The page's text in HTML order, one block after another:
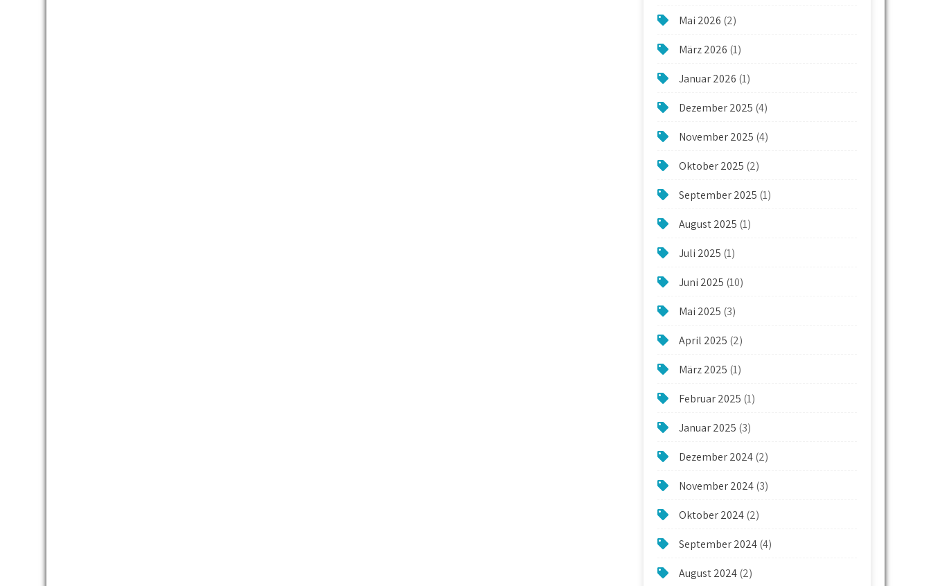
Mai 2026 (2)
März 2026 (1)
Januar 2026 (1)
Dezember 2025 (4)
November 2025 (4)
Oktober 2025 (2)
September 2025 (1)
August 2025 (1)
Juli 2025 (1)
Juni 2025 (10)
Mai 2025 (3)
April 2025 (2)
März 2025 (1)
Februar 2025 (1)
Januar 2025 (3)
Dezember 2024(2)
November 2024(3)
Oktober 2024(2)
September 2024(4)
August 2024(2)